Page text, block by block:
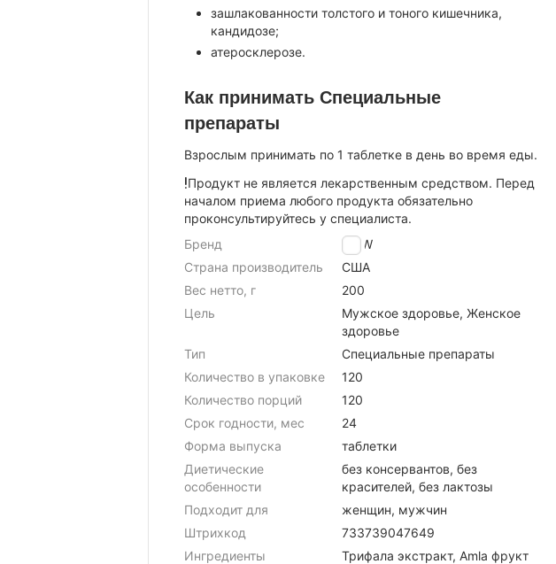
зашлакованности толстого и тоного кишечника,
кандидозе;
атеросклерозе.
Как принимать Специальные
препараты
Взрослым принимать по 1 таблетке в день во время еды.
Продукт не является лекарственным средством. Перед
началом приема любого продукта обязательно
проконсультируйтесь у специалиста.
Бренд
NOW
Страна производитель
США
Вес нетто, г
200
Цель
Мужское здоровье, Женское
здоровье
Тип
Специальные препараты
Количество в упаковке
120
Количество порций
120
Срок годности, мес
24
Форма выпуска
таблетки
Диетические
особенности
без консервантов, без
красителей, без лактозы
Подходит для
женщин, мужчин
Штрихкод
733739047649
Ингредиенты
Трифала экстракт, Amla фрукт